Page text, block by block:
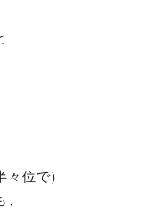
位で）